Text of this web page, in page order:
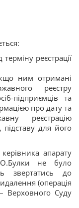
реєстрації
ним отримані
реєстру
підприємців та
про дату та
реєстрацію
для його
апарату
не було
звертатись до
(операція
Верховного Суду